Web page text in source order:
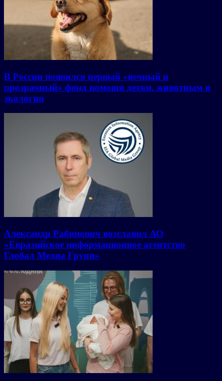
В России появился первый «вечный и
прозрачный» фонд помощи детям, животным и
экологии
Александр Рабинович возглавил АО
«Евразийское информационное агентство
Глобал Медиа Групп»